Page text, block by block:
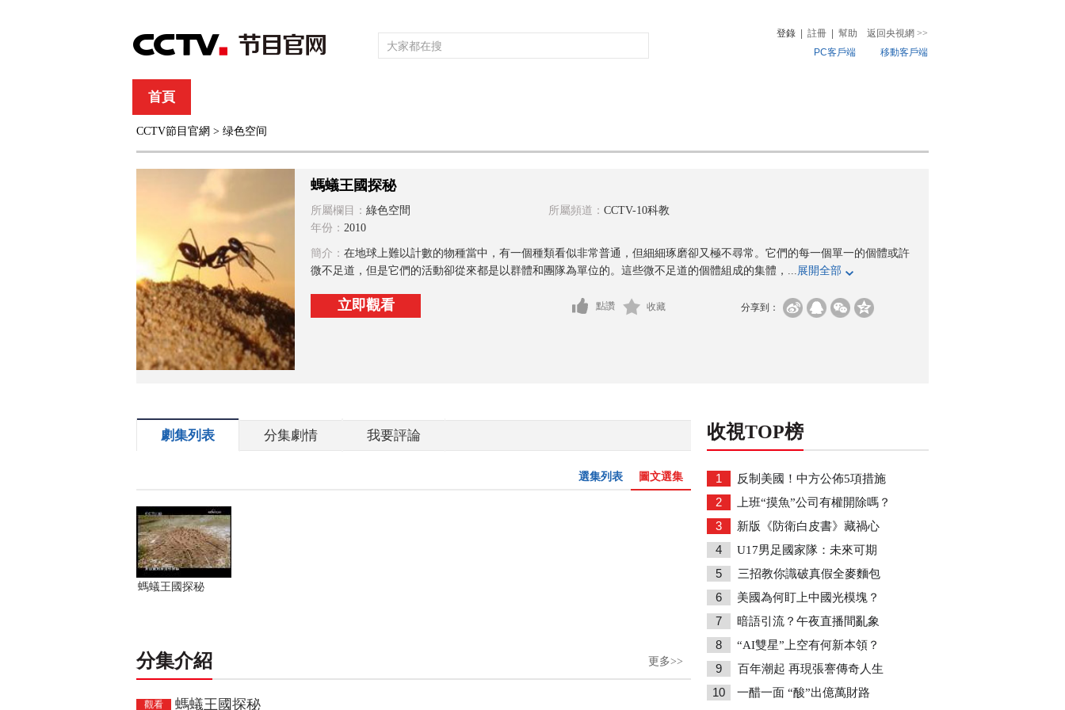
登錄 註冊 幫助 返回央視網 >>
PC客戶端
移動客戶端
首頁
綜合 新聞 財經 綜藝
CCTV節目官網 > 绿色空间
螞蟻王國探秘
所屬欄目： 綠色空間 所屬頻道： CCTV-10科教
年份： 2010
簡介： 在地球上難以計數的物種當中，有一個種類看似非常普通，但細細琢磨卻又極不尋常。它們的每一個單一的個體或許
微不足道，但是它們的活動卻從來都是以群體和團隊為單位的。這些微不足道的個體組成的集體，...展開全部
立即觀看 分享到：
點讚 收藏
劇集列表 分集劇情 我要評論
圖文選集
選集列表
螞蟻王國探秘
分集介紹 更多>>
觀看 螞蟻王國探秘
收視TOP榜
1 反制美國！中方公佈5項措施
2 上班“摸魚”公司有權開除嗎？
3 新版《防衛白皮書》藏禍心
4 U17男足國家隊：未來可期
5 三招教你識破真假全麥麵包
6 美國為何盯上中國光模塊？
7 暗語引流？午夜直播間亂象
8 “AI雙星”上空有何新本領？
9 百年潮起 再現張謇傳奇人生
10 一醋一面 “酸”出億萬財路